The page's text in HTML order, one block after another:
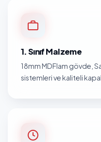
1. Sınıf Malzeme
18mm MDFlam gövde,
sistemleri ve kaliteli